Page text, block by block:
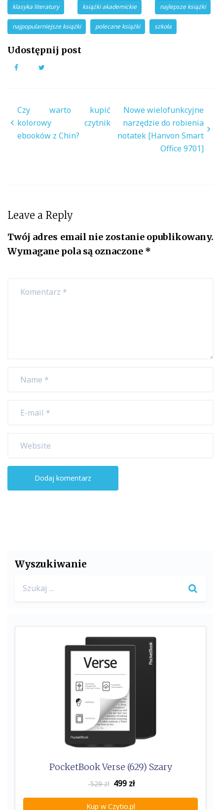
klasyka literatury książki akademickie najlepsze książki
najpopularniejsze książki polecane książki szkoła
Udostępnij post
Facebook
Nawigacja
wpisu
Czy warto kupić
kolorowy czytnik
ebooków z Chin?
Nowe wielofunkcyjne
narzędzie do robienia
notatek [Hanvon Smart
Office 9701]
Leave a Reply
Twój adres email nie zostanie opublikowany.
Wymagane pola są oznaczone *
Wyszukiwanie
for:
PocketBook Verse (629) Szary
529 zł 499 zł
Kup w Czytio.pl